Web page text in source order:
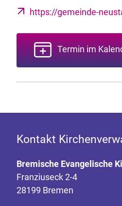
https://gemeinde-
Termin im
Kontakt
Bremische Evangelische
Franziuseck 2-4
28199 Bremen